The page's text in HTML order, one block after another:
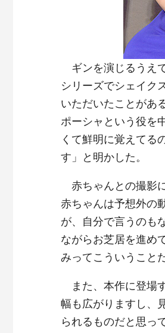
ギンを演じるうえ
シリーズでシェイク
いただいたことがあ
ポーシャという役を
くて鮮明に覚えてる
す」と明かした。
赤ちゃんとの撮影
赤ちゃんは予想外の
が、自分で言うのも
ながらお芝居を進め
みってこういうこと
また、本作に登場
幅も広がりますし、
られるものだと思っ